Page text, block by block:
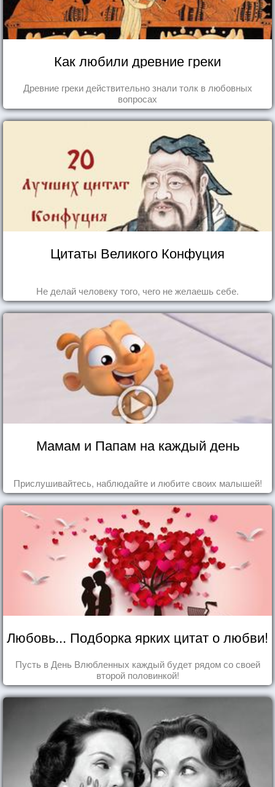
Как любили древние греки
Древние греки действительно знали толк в любовных
вопросах
Цитаты Великого Конфуция
Не делай человеку того, чего не желаешь себе.
Мамам и Папам на каждый день
Прислушивайтесь, наблюдайте и любите своих малышей!
Любовь... Подборка ярких цитат о любви!
Пусть в День Влюбленных каждый будет рядом со своей
второй половинкой!